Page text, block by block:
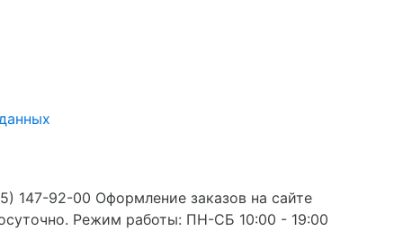
147-92-00 Оформление заказов на сайте
Режим работы: ПН-СБ 10:00 - 19:00